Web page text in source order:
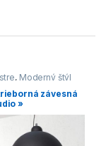
, Moderný štýl
závesná
»